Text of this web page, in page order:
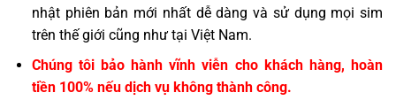
nhật phiên bản mới nhất dễ dàng và sử dụng mọi sim
trên thế giới cũng như tại Việt Nam.
Chúng tôi bảo hành vĩnh viễn cho khách hàng, hoàn
tiền 100% nếu dịch vụ không thành công.